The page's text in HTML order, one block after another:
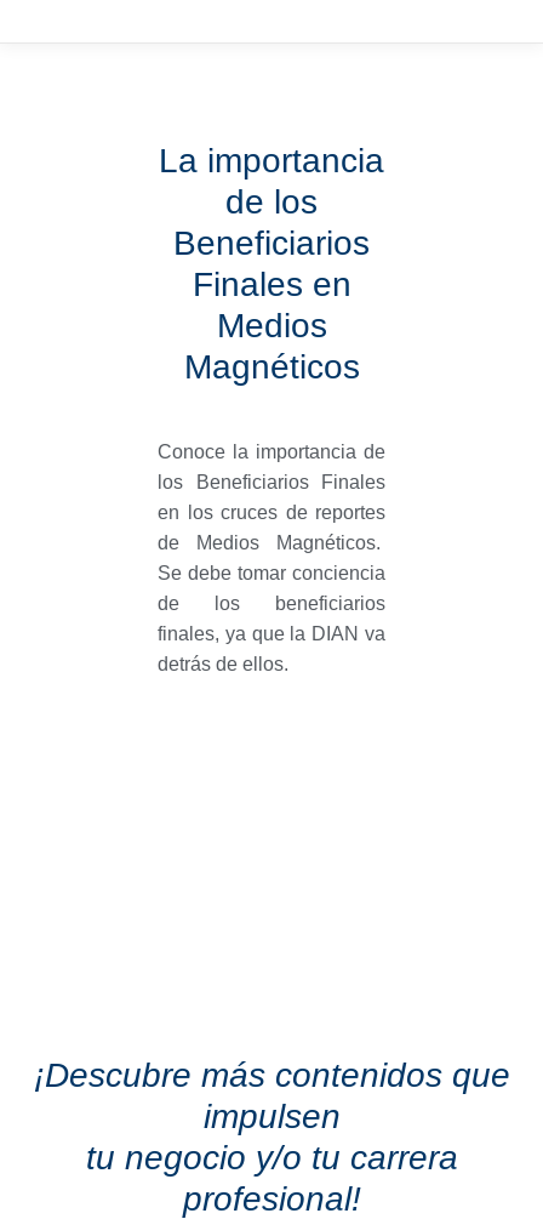
La importancia
de los
Beneficiarios
Finales en
Medios
Magnéticos
Conoce la importancia de
los Beneficiarios Finales
en los cruces de reportes
de Medios Magnéticos.
Se debe tomar conciencia
de los beneficiarios
finales, ya que la DIAN va
detrás de ellos.
¡Descubre más contenidos que
impulsen
tu negocio y/o tu carrera
profesional!